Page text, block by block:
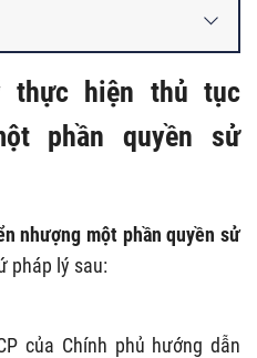
thực hiện thủ tục
phần quyền sử
nhượng một phần quyền sử
pháp lý sau:
của Chính phủ hướng dẫn